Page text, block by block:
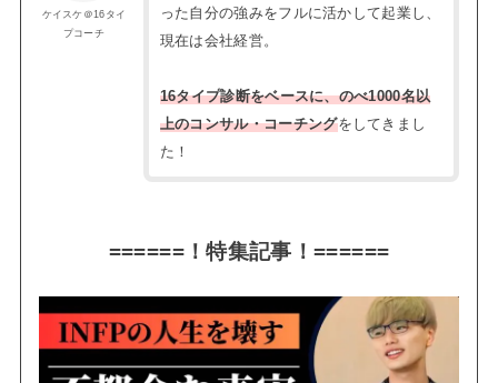
ケイスケ＠16タイ
プコーチ
った自分の強みをフルに活かして起業し、
現在は会社経営。
16タイプ診断をベースに、のべ1000名以
上のコンサル・コーチングをしてきまし
た！
======！特集記事！======